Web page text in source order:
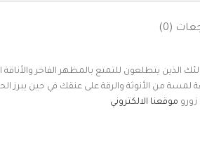
(0)
الذين يتطلعون للتمتع بالمظهر الفاخر
من الأنوثة والرقة على عنقك في حين يبرز
موقعنا الالكتروني